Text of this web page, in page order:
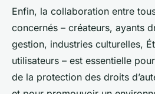
Enfin, la collaboration entre
concernés – créateurs, ayants
gestion, industries culturelles,
utilisateurs – est essentielle
de la protection des droits